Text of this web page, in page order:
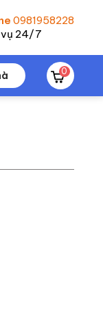
0981958228
vụ 24/7
0